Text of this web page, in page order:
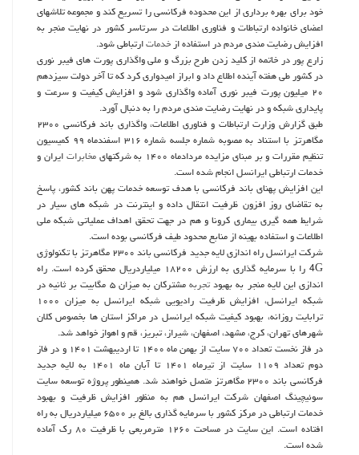
خود برای بهره برداری از این محدوده فرکانسی را تسریع کند و مجموعه تلاشهای
اعضای خانواده ارتباطات و فناوری اطلاعات در سرتاسر کشور در نهایت منجر به
افزایش رضایت مندی مردم در استفاده ازخدماتارتباطی شود.
زارع پور در خاتمه از کلید زدن طرح بزرگ و ملی واگذاری پورت های فیبر نوری
در کشور طی هفته آینده اطلاع داد و ابراز امیدواری کرد که تا آخر دولت سیزدهم
۲۰ میلیون پورت فیبر نوری آماده واگذاری شود و افزایش کیفیت و سرعت و
پایداری شبکه و در نهایت رضایت مندی مردم را به دنبال آورد.
طبق گزارش وزارت ارتباطات و فناوری اطلاعات، واگذاری باند فرکانسی ۲۳۰۰
مگاهرتز با استناد به مصوبه شماره جلسه شماره ۳۱۶ اسفندماه ۹۹ کمیسیون
تنظیم مقررات و بر مبنای مزایده مردادماه ۱۴۰۰ به شرکتهای
مخابراتایران و
خدمات ارتباطی ایرانسل انجام شده است.
این افزایش پهنای باند فرکانسی با هدف توسعه خدمات پهن باند کشور، پاسخ
به تقاضای روز افزون ظرفیت انتقال داده و اینترنت در شبکه های سیار در
شرایط همه گیری بیماری کرونا و هم در جهت تحقق اهداف عملیاتی شبکه ملی
اطلاعات و استفاده بهینه از منابع محدود طیف فرکانسی بوده است.
شرکت ایرانسل راه اندازی لایه جدید فرکانسی باند ۲۳۰۰ مگاهرتز با تکنولوژی
4G را با سرمایه گذاری به ارزش ۱۸۲۰۰ میلیاردریال محقق کرده است. راه
اندازی این لایه منجر به بهبودتجربه
مشترکان به میزان ۵ مگابیت بر ثانیه در
شبکه ایرانسل، افزایش ظرفیت رادیویی شبکه ایرانسل به میزان ۱۰۰۰
ترابایت روزانه، بهبود کیفیت شبکه ایرانسل در مراکز استان ها بخصوص کلان
شهرهای تهران، کرج، مشهد، اصفهان، شیراز، تبریز، قم و اهواز خواهد شد.
در فاز نخست تعداد ۷۰۰ سایت از بهمن ماه ۱۴۰۰ تا اردیبهشت ۱۴۰۱ و در فاز
دوم تعداد ۱۱۰۹ سایت از تیرماه ۱۴۰۱ تا آبان ماه ۱۴۰۱ به لایه جدید
فرکانسی باند ۲۳۰۰ مگاهرتز متصل خواهند شد. همینطور پروژه توسعه سایت
سوئیچینگ اصفهان شرکت ایرانسل هم به منظور افزایش ظرفیت و بهبود
خدمات ارتباطی در مرکز کشور با سرمایه گذاری بالغ بر ۶۵۰۰ میلیاردریال به راه
افتاده است. این سایت در مساحت ۱۲۶۰ مترمربعی با ظرفیت ۸۰ رک آماده
شده است.